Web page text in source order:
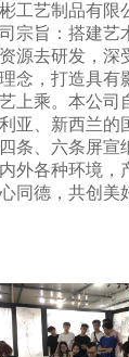
工艺制品有限
宗旨：搭建艺
源去研发，深
念，打造具有
上乘。本公司
亚、新西兰的
条、六条屏宣
外各种环境，
同德，共创美